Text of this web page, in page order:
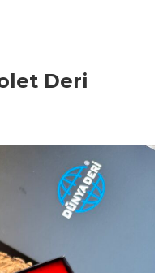
Deri